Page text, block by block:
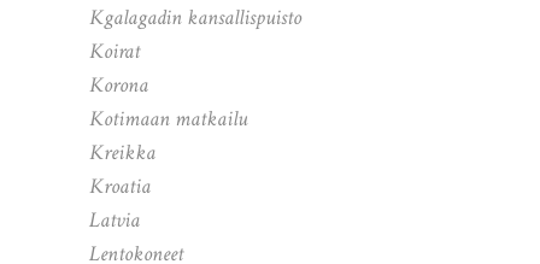
Kgalagadin kansallispuisto
Koirat
Korona
Kotimaan matkailu
Kreikka
Kroatia
Latvia
Lentokoneet